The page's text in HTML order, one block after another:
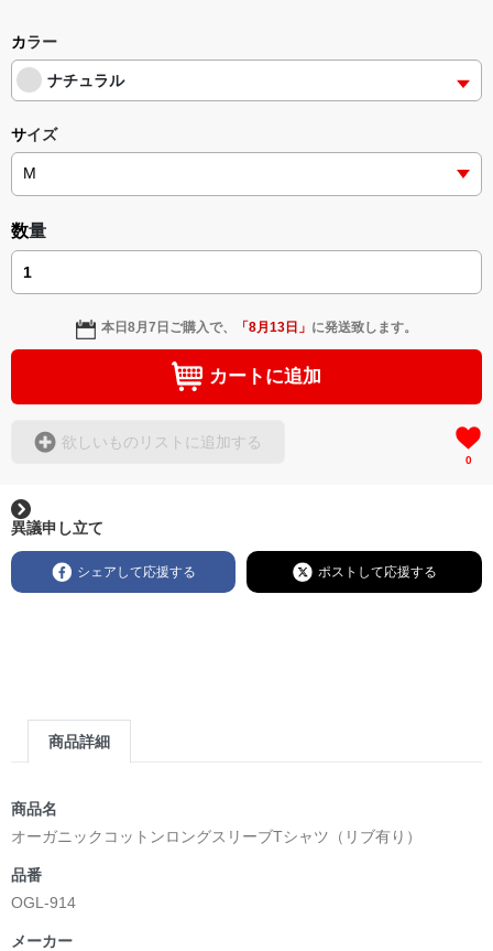
カラー
ナチュラル
サイズ
数量
本日8月7日 ご購入で、 「8月13日 」 に発送致します。
カートに追加
欲しいものリストに追加する
0
異議申し立て
シェアして応援する ポストして応援する
商品詳細
商品名
オーガニックコットンロングスリーブTシャツ（リブ有り）
品番
OGL-914
メーカー